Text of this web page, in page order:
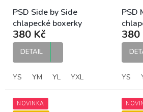
PSD Side by Side
chlapecké boxerky
380 Kč
DETAIL
YS YM YL YXL
PSD
380
YS
NOVINKA